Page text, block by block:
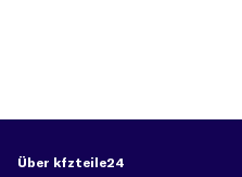
Über kfzteile24